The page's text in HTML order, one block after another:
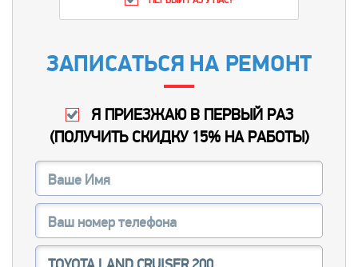
ЗАПИСАТЬСЯ НА РЕМОНТ
Я ПРИЕЗЖАЮ В ПЕРВЫЙ РАЗ
(ПОЛУЧИТЬ СКИДКУ 15% НА РАБОТЫ)